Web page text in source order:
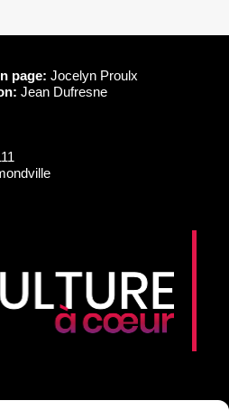
page: Jocelyn Proulx
Jean Dufresne